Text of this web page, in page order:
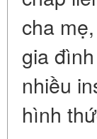
cha
gia
nhiều
hình